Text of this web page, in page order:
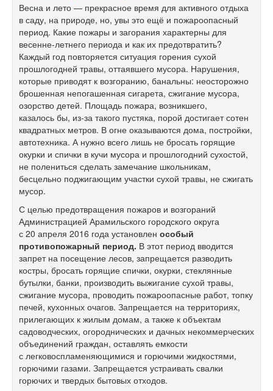
Весна и лето — прекрасное время для активного отдыха
в саду, на природе, но, увы это ещё и пожароопасный
период. Какие пожары и загорания характерны для
весенне-летнего периода и как их предотвратить?
Каждый год повторяется ситуация горения сухой
прошлогодней травы, оттаявшего мусора. Нарушения,
которые приводят к возгоранию, банальны: неосторожно
брошенная непогашенная сигарета, сжигание мусора,
озорство детей. Площадь пожара, возникшего,
казалось бы, из-за такого пустяка, порой достигает сотен
квадратных метров. В огне оказываются дома, постройки,
автотехника. А нужно всего лишь не бросать горящие
окурки и спички в кучи мусора и прошлогодний сухостой,
не полениться сделать замечание школьникам,
бесцельно поджигающим участки сухой травы, не сжигать
мусор.
С целью предотвращения пожаров и возгораний
Администрацией Арамильского городского округа
с 20 апреля 2016 года установлен особый
противопожарный период. В этот период вводится
запрет на посещение лесов, запрещается разводить
костры, бросать горящие спички, окурки, стеклянные
бутылки, банки, производить выжигание сухой травы,
сжигание мусора, проводить пожароопасные работ, топку
печей, кухонных очагов. Запрещается на территориях,
прилегающих к жилым домам, а также к объектам
садоводческих, огороднических и дачных некоммерческих
объединений граждан, оставлять емкости
с легковоспламеняющимися и горючими жидкостями,
горючими газами. Запрещается устраивать свалки
горючих и твердых бытовых отходов.